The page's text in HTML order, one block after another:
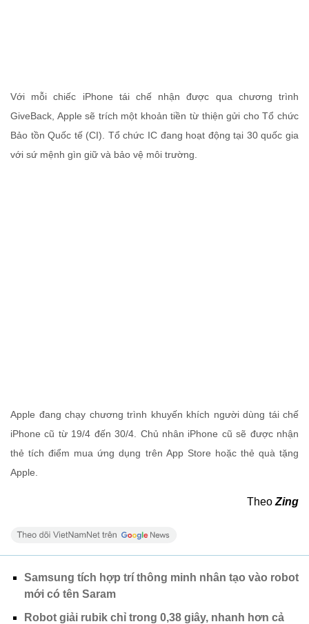
Với mỗi chiếc iPhone tái chế nhận được qua chương trình
GiveBack, Apple sẽ trích một khoản tiền từ thiện gửi cho Tổ chức
Bảo tồn Quốc tế (CI). Tổ chức IC đang hoạt động tại 30 quốc gia
với sứ mệnh gìn giữ và bảo vệ môi trường.
Apple đang chạy chương trình khuyến khích người dùng tái chế
iPhone cũ từ 19/4 đến 30/4. Chủ nhân iPhone cũ sẽ được nhận
thẻ tích điểm mua ứng dụng trên App Store hoặc thẻ quà tặng
Apple.
Theo Zing
Samsung tích hợp trí thông minh nhân tạo vào robot
mới có tên Saram
Robot giải rubik chỉ trong 0,38 giây, nhanh hơn cả